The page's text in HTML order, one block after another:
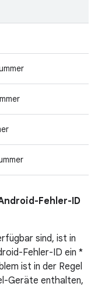
Fehler-ID
sind, ist in
Fehler-ID ein *
ist in der Regel
Geräte enthalten,